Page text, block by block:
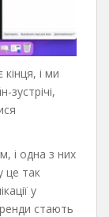
і ми
і одна з них
це так
у
стають